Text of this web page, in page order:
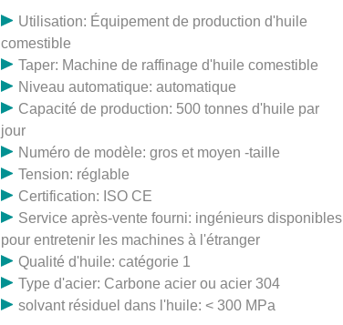
Utilisation: Équipement de production d'huile
comestible
Taper: Machine de raffinage d'huile comestible
Niveau automatique: automatique
Capacité de production: 500 tonnes d'huile par
jour
Numéro de modèle: gros et moyen -taille
Tension: réglable
Certification: ISO CE
Service après-vente fourni: ingénieurs disponibles
pour entretenir les machines à l'étranger
Qualité d'huile: catégorie 1
Type d'acier: Carbone acier ou acier 304
solvant résiduel dans l'huile: < 300 MPa